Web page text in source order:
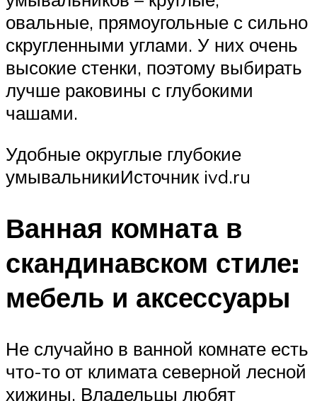
овальные, прямоугольные с сильно
скругленными углами. У них очень
высокие стенки, поэтому выбирать
лучше раковины с глубокими
чашами.
Удобные округлые глубокие
умывальникиИсточник ivd.ru
Ванная комната в
скандинавском стиле:
мебель и аксессуары
Не случайно в ванной комнате есть
что-то от климата северной лесной
хижины. Владельцы любят